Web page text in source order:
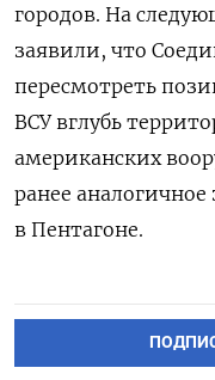
городов. На
заявили, что
пересмотреть
ВСУ вглубь
американских
ранее аналогичное
в Пентагоне.